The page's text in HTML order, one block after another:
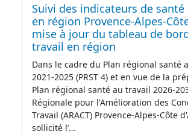
Suivi des indicateurs de
en région Provence-Alpes-
mise à jour du tableau de
travail en région
Dans le cadre du Plan régional santé
2021-2025 (PRST 4) et en vue de la
Plan régional santé au travail 2026-
Régionale pour l'Amélioration des
Travail (ARACT) Provence-Alpes-Côte
sollicité l’…